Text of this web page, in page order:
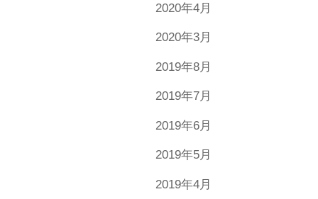
2020年4月
2020年3月
2019年8月
2019年7月
2019年6月
2019年5月
2019年4月